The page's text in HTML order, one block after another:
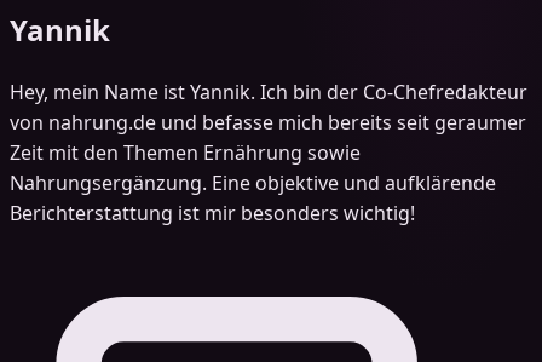
Yannik
Hey, mein Name ist Yannik. Ich bin der Co-Chefredakteur
von nahrung.de und befasse mich bereits seit geraumer
Zeit mit den Themen Ernährung sowie
Nahrungsergänzung. Eine objektive und aufklärende
Berichterstattung ist mir besonders wichtig!